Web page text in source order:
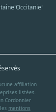
·Occitanie·
affiliation
listées.
Cordonnier
mentions